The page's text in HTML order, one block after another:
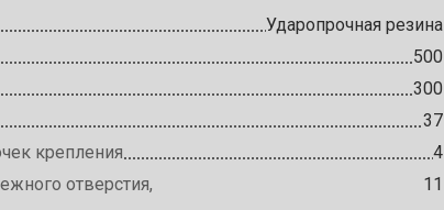
Ударопрочная резина
500
300
37
крепления
4
отверстия,
11